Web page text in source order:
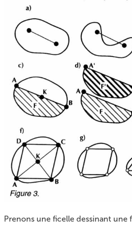
Prenons une ficelle dessinant